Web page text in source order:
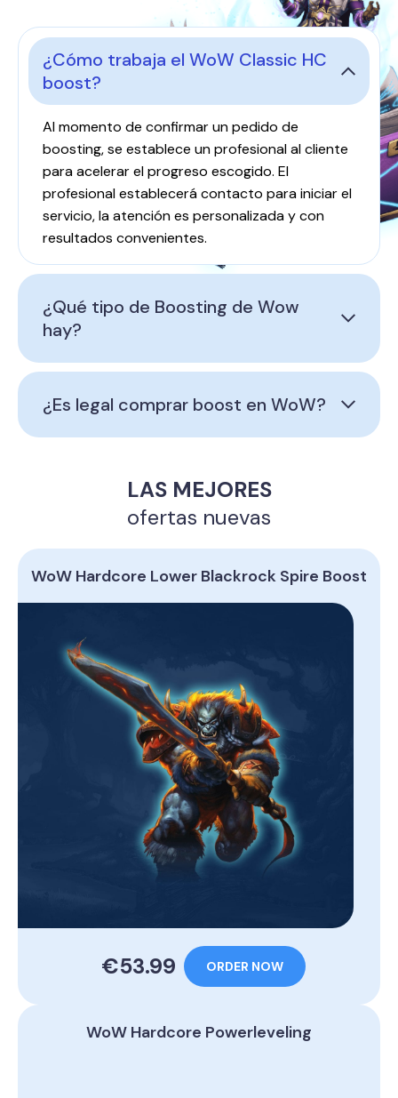
¿Cómo trabaja el WoW Classic HC
boost?
Al momento de confirmar un pedido de
boosting, se establece un profesional al cliente
para acelerar el progreso escogido. El
profesional establecerá contacto para iniciar el
servicio, la atención es personalizada y con
resultados convenientes.
¿Qué tipo de Boosting de Wow
hay?
¿Es legal comprar boost en WoW?
LAS MEJORES
ofertas nuevas
WoW Hardcore Lower Blackrock Spire Boost
€53.99 ORDER NOW
WoW Hardcore Powerleveling